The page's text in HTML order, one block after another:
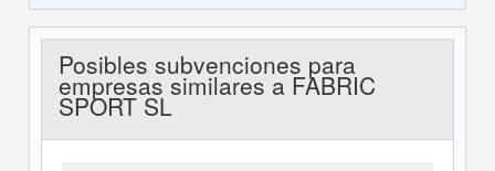
Posibles subvenciones para
empresas similares a FABRIC
SPORT SL